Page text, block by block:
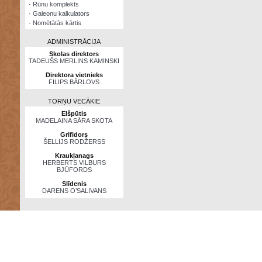
· Rūnu komplekts
· Galeonu kalkulators
· Nomētātās kārtis
ADMINISTRĀCIJA
Skolas direktors
TADEUŠS MERLINS KAMINSKI
Direktora vietnieks
FILIPS BĀRLOVS
TORŅU VECĀKIE
Elšpūtis
MADELAINA SĀRA SKOTA
Grifidors
ŠELLIJS RODŽERSS
Kraukļanags
HERBERTS VILBURS
BJŪFORDS
Slīdenis
DARENS O’SALIVANS